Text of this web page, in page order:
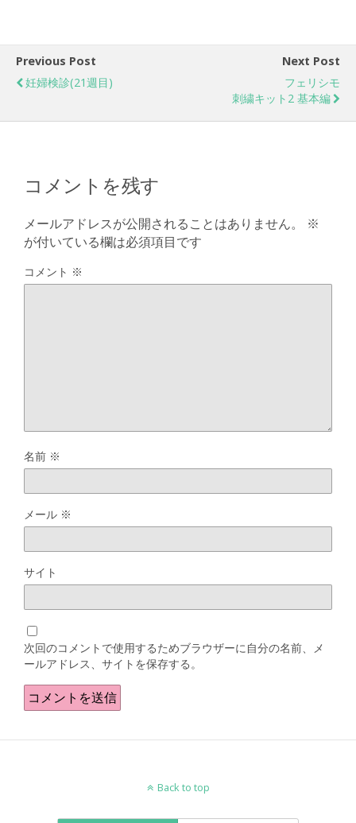
Previous Post
妊婦検診(21週目)
Next Post
フェリシモ
刺繍キット2 基本編
コメントを残す
メールアドレスが公開されることはありません。
※
が付いている欄は必須項目です
コメント ※
名前 ※
メール ※
サイト
次回のコメントで使用するためブラウザーに自分の名前、メ
ールアドレス、サイトを保存する。
Back to top